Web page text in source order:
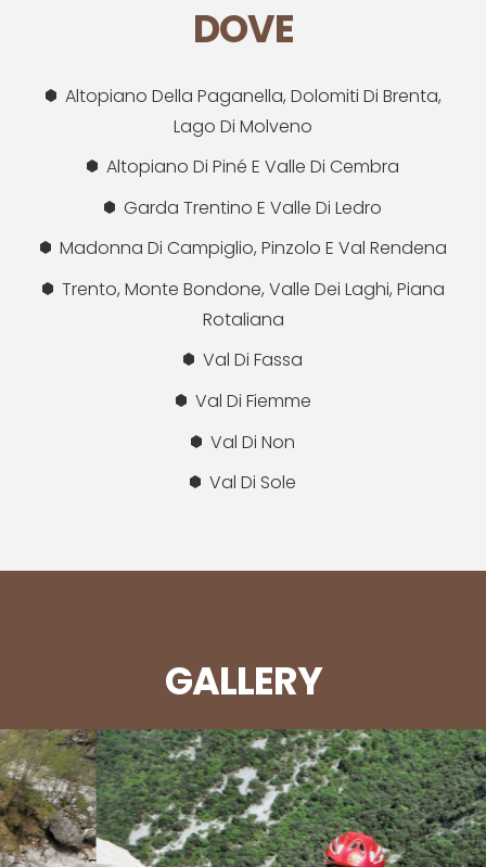
DOVE
Altopiano Della Paganella, Dolomiti Di Brenta,
Lago Di Molveno
Altopiano Di Piné E Valle Di Cembra
Garda Trentino E Valle Di Ledro
Madonna Di Campiglio, Pinzolo E Val Rendena
Trento, Monte Bondone, Valle Dei Laghi, Piana
Rotaliana
Val Di Fassa
Val Di Fiemme
Val Di Non
Val Di Sole
GALLERY